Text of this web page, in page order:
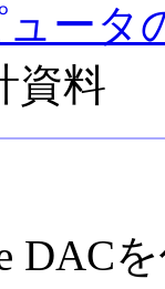
ータ
資料
DAC